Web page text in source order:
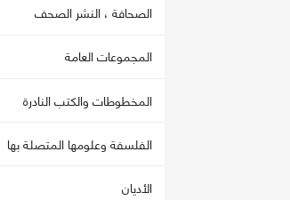
الصحافة ، النشر الصحف
المجموعات العامة
المخطوطات والكتب النادرة
الفلسفة وعلومها المتصلة بها
الأديان